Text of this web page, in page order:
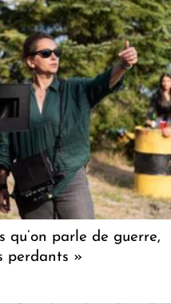
qu’on parle de guerre,
perdants »